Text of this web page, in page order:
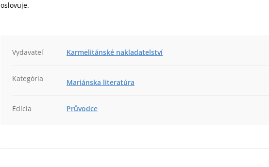
oslovuje.
Vydavateľ Karmelitánské nakladatelství
Kategória Mariánska literatúra
Edícia Průvodce